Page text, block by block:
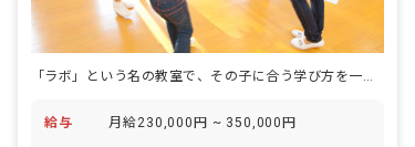
「ラボ」という名の教室で、その子に合う学び方を一緒に探す仕事。
給与 月給230,000円 ~ 350,000円